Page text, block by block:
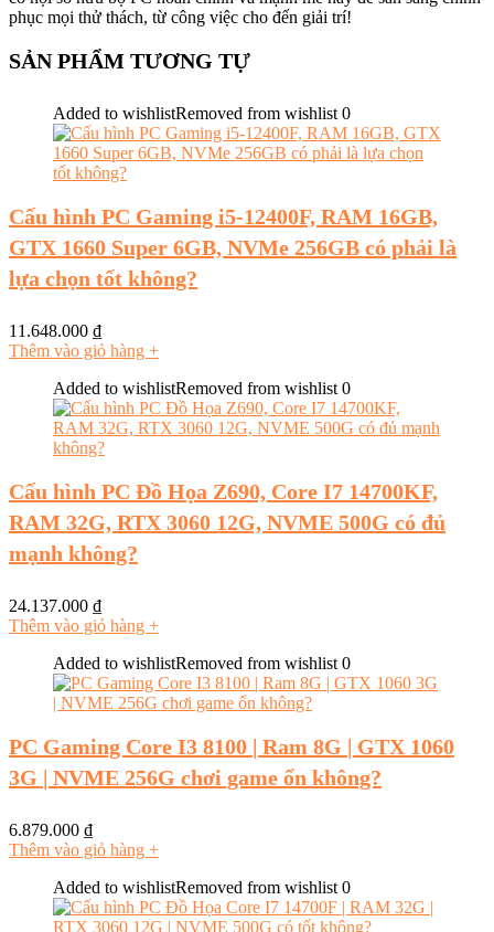
phục mọi thử thách, từ công việc cho đến giải trí!
SẢN PHẨM TƯƠNG TỰ
Added to wishlistRemoved from wishlist 0
Cấu hình PC Gaming i5-12400F, RAM 16GB,
GTX 1660 Super 6GB, NVMe 256GB có phải là
lựa chọn tốt không?
11.648.000 ₫
Thêm vào giỏ hàng +
Added to wishlistRemoved from wishlist 0
Cấu hình PC Đồ Họa Z690, Core I7 14700KF,
RAM 32G, RTX 3060 12G, NVME 500G có đủ
mạnh không?
24.137.000 ₫
Thêm vào giỏ hàng +
Added to wishlistRemoved from wishlist 0
PC Gaming Core I3 8100 | Ram 8G | GTX 1060
3G | NVME 256G chơi game ổn không?
6.879.000 ₫
Thêm vào giỏ hàng +
Added to wishlistRemoved from wishlist 0